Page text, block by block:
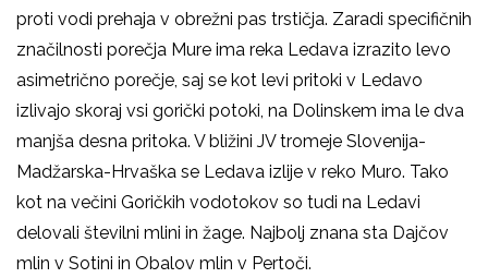
proti vodi prehaja v obrežni pas trstičja. Zaradi specifičnih
značilnosti porečja Mure ima reka Ledava izrazito levo
asimetrično porečje, saj se kot levi pritoki v Ledavo
izlivajo skoraj vsi gorički potoki, na Dolinskem ima le dva
manjša desna pritoka. V bližini JV tromeje Slovenija-
Madžarska-Hrvaška se Ledava izlije v reko Muro. Tako
kot na večini Goričkih vodotokov so tudi na Ledavi
delovali številni mlini in žage. Najbolj znana sta Dajčov
mlin v Sotini in Obalov mlin v Pertoči.